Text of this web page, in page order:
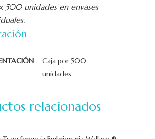
500 unidades en envases
Caja por 500
unidades
relacionados